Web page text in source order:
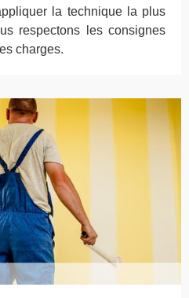
la technique la plus
respectons les consignes
charges.